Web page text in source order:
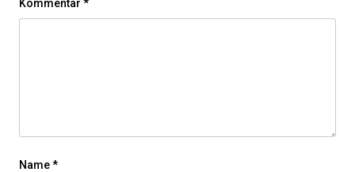
Kommentar *
Name*